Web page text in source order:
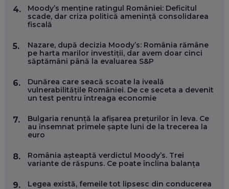
ANDREI AVĂDANEI, BIT SENTINEL: CUM ÎȚI PROTEJEZI
EFICIENT VIAȚA ONLINE. ȘI CARE SUNT PRIMII PAȘI ÎNTR-O
CARIERĂ DE „HACKER CU PERMIS”
DOINA VÎLCEANU, CONTENTSPEED: VREI SUCCES ONLINE?
EP. 55
WASHINGTON, OCHELARI INTELIGENȚI ȘI FERME
VERTICALE FĂRĂ PĂMÂNT
VALENTIN VANCEA, CEO AL PATRIA BANK: AUTOMATIZĂM
PROCESE, DAR CE FACEM CÂND PICĂ BAZA DE DATE, LA
EP. 53
4.
Moody’s menține ratingul României: Deficitul
scade, dar criza politică amenință consolidarea
fiscală
5.
Nazare, după decizia Moody’s: România rămâne
pe harta marilor investiții, dar avem doar cinci
săptămâni până la evaluarea S&P
6.
Dunărea care seacă scoate la iveală
vulnerabilitățile României. De ce seceta a devenit
un test pentru întreaga economie
7.
Bulgaria renunță la afișarea prețurilor în leva. Ce
au însemnat primele șapte luni de la trecerea la
euro
8.
România așteaptă verdictul Moody’s. Trei
variante de răspuns. Ce poate înclina balanța
9.
Legea există, femeile tot lipsesc din conducerea